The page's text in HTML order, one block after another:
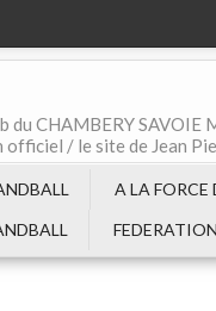
du CHAMBERY SAVOIE
/ le site de Jean
A LA FORCE